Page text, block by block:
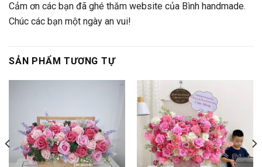
Cảm ơn các bạn đã ghé thăm website của Bình handmade.
Chúc các bạn một ngày an vui!
SẢN PHẨM TƯƠNG TỰ